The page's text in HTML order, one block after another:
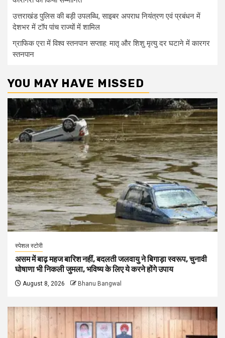
उत्तराखंड पुलिस की बड़ी उपलब्धि, साइबर अपराध नियंत्रण एवं प्रबंधन में
देशभर में टॉप पांच राज्यों में शामिल
ग्राफिक एरा में विश्व स्तनपान सप्ताह: मातृ और शिशु मृत्यु दर घटाने में कारगर
स्तनपान
YOU MAY HAVE MISSED
स्पेशल स्टोरी
असम में बाढ़ महज बारिश नहीं, बदलती जलवायु ने बिगाड़ा स्वरूप, चुनावी
घोषाणा भी निकली जुमला, भविष्य के लिए ये करने होंगे उपाय
August 8, 2026 Bhanu Bangwal